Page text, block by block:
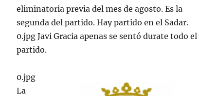
eliminatoria previa del mes de agosto. Es la
segunda del partido. Hay partido en el Sadar.
0.jpg Javi Gracia apenas se sentó durate todo el
partido.
0.jpg
La